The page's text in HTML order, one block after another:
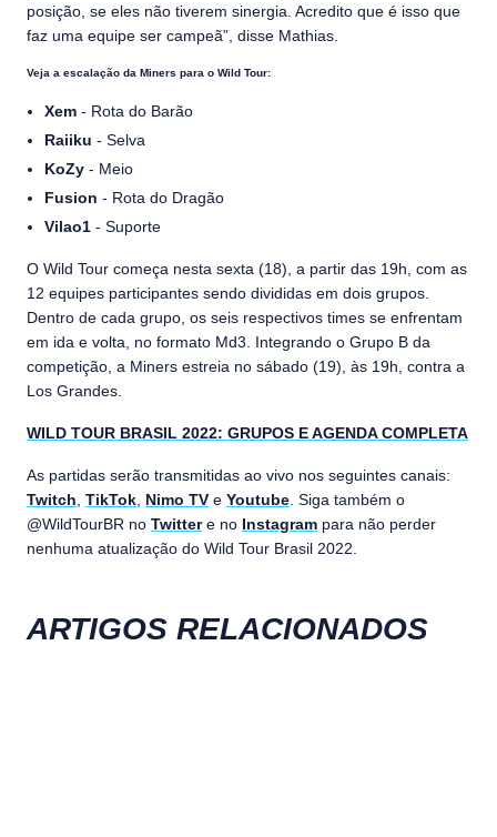
posição, se eles não tiverem sinergia. Acredito que é isso que
faz uma equipe ser campeã”, disse Mathias.
Veja a escalação da Miners para o Wild Tour:
Xem - Rota do Barão
Raiiku - Selva
KoZy - Meio
Fusion - Rota do Dragão
Vilao1 - Suporte
O Wild Tour começa nesta sexta (18), a partir das 19h, com as
12 equipes participantes sendo divididas em dois grupos.
Dentro de cada grupo, os seis respectivos times se enfrentam
em ida e volta, no formato Md3. Integrando o Grupo B da
competição, a Miners estreia no sábado (19), às 19h, contra a
Los Grandes.
WILD TOUR BRASIL 2022: GRUPOS E AGENDA COMPLETA
As partidas serão transmitidas ao vivo nos seguintes canais:
Twitch TikTok Nimo TV e Youtube . Siga também o
@WildTourBR no Twittere no Instagram para não perder
nenhuma atualização do Wild Tour Brasil 2022.
ARTIGOS RELACIONADOS